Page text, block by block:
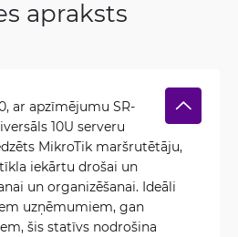
apraksts
ar apzīmējumu SR-
10U serveru
MikroTik maršrutētāju,
iekārtu drošai un
un organizēšanai. Ideāli
uzņēmumiem, gan
šis statīvs nodrošina